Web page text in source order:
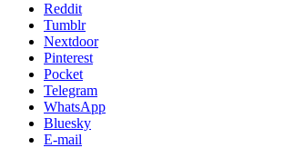
Reddit
Tumblr
Nextdoor
Pinterest
Pocket
Telegram
WhatsApp
Bluesky
E-mail